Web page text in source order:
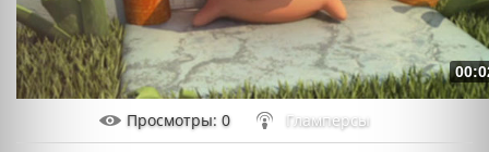
Просмотры: 0 Гламперсы